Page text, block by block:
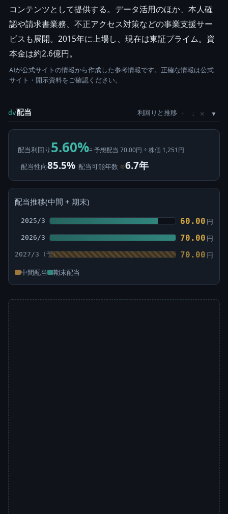
コンテンツとして提供する。データ活用のほか、本人確
認や請求書業務、不正アクセス対策などの事業支援サー
ビスも展開。2015年に上場し、現在は東証プライム。資
本金は約2.6億円。
AIが公式サイトの情報から作成した参考情報です。正確な情報は公式
サイト・開示資料をご確認ください。
dv配当 利回りと推移 ↑ ↓ ×
配当利回り 5.60%= 予想配当 70.00円 ÷ 株価 1,251円
配当性向85.5% 配当可能年数 ⊙6.7年
配当推移(中間 + 期末)
2025/3 60.00 円
2026/3 70.00 円
2027/3 70.00 円
中間配当 期末配当